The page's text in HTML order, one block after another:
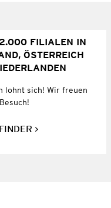
FILIALEN IN
ÖSTERREICH
lohnt sich! Wir freuen